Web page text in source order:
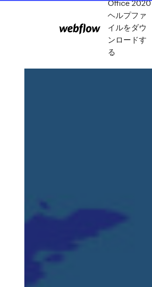
Office 2020
ヘルプファ
イルをダウ
ンロードす
る